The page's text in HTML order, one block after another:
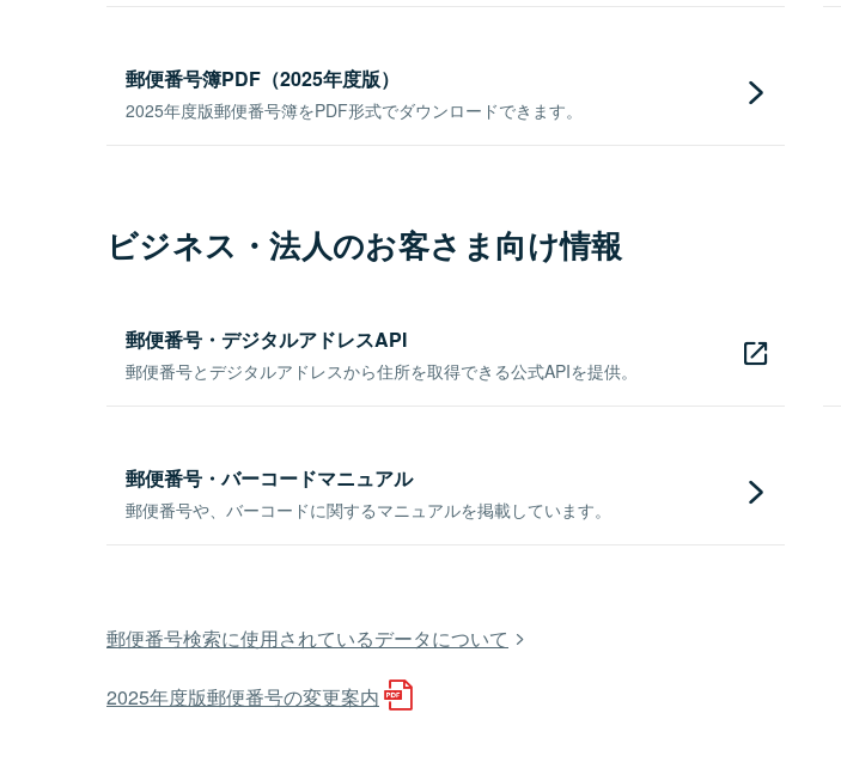
郵便番号簿PDF（2025年度版）
2025年度版郵便番号簿をPDF形式でダウンロードできます。
ビジネス・法人のお客さま向け情報
郵便番号・デジタルアドレスAPI
郵便番号とデジタルアドレスから住所を取得できる公式APIを提供。
郵便番号・バーコードマニュアル
郵便番号や、バーコードに関するマニュアルを掲載しています。
郵便番号検索に使用されているデータについて
2025年度版郵便番号の変更案内